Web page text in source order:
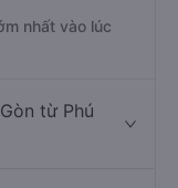
nhất vào lúc
từ Phú